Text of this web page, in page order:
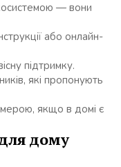
— вони
або онлайн-
підтримку.
які пропонують
якщо в домі є
дому